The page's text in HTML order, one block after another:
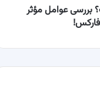
عوامل‌ مؤثر